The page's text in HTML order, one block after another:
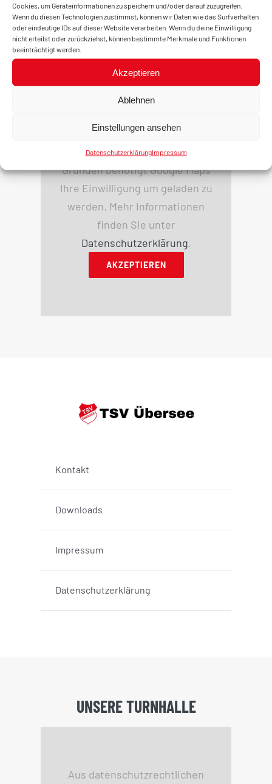
Cookies, um Geräteinformationen zu speichern und/oder darauf zuzugreifen.
Wenn du diesen Technologien zustimmst, können wir Daten wie das Surfverhalten
oder eindeutige IDs auf dieser Website verarbeiten. Wenn du deine Einwilligung
nicht erteilst oder zurückziehst, können bestimmte Merkmale und Funktionen
beeinträchtigt werden.
Akzeptieren
Ablehnen
Einstellungen ansehen
DatenschutzerklärungImpressum
UNSER SPORTPLATZ
Aus datenschutzrechtlichen
Gründen benötigt Google Maps
Ihre Einwilligung um geladen zu
werden. Mehr Informationen
finden Sie unter
Datenschutzerklärung.
AKZEPTIEREN
Kontakt
Downloads
Impressum
Datenschutzerklärung
UNSERE TURNHALLE
Aus datenschutzrechtlichen